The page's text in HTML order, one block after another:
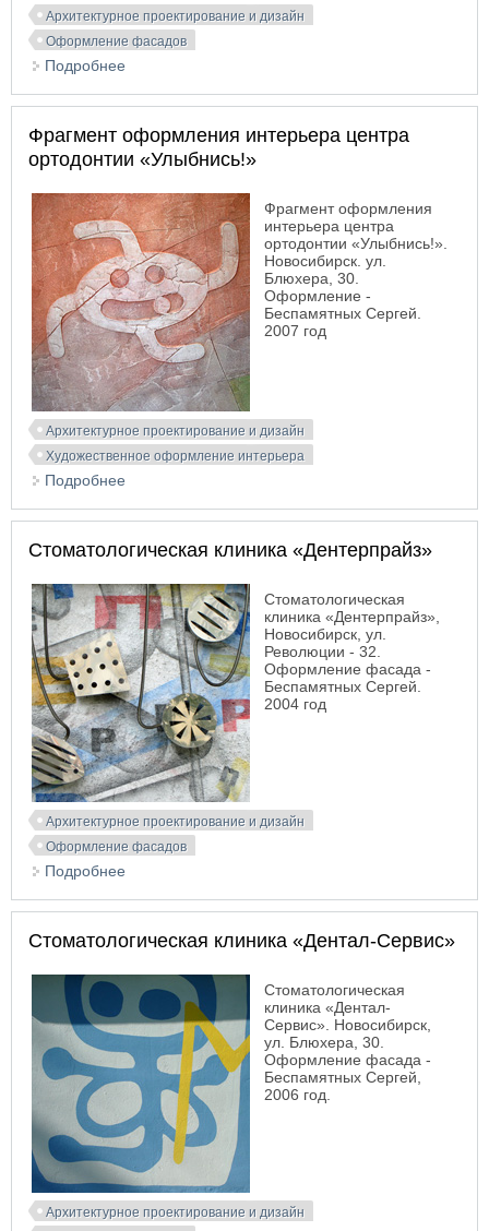
Архитектурное проектирование и дизайн
Оформление фасадов
Подробнее
Фрагмент оформления интерьера центра
ортодонтии «Улыбнись!»
Фрагмент оформления
интерьера центра
ортодонтии «Улыбнись!».
Новосибирск. ул.
Блюхера, 30.
Оформление -
Беспамятных Сергей.
2007 год
Архитектурное проектирование и дизайн
Художественное оформление интерьера
Подробнее
Стоматологическая клиника «Дентерпрайз»
Стоматологическая
клиника «Дентерпрайз»,
Новосибирск, ул.
Революции - 32.
Оформление фасада -
Беспамятных Сергей.
2004 год
Архитектурное проектирование и дизайн
Оформление фасадов
Подробнее
Стоматологическая клиника «Дентал-Сервис»
Стоматологическая
клиника «Дентал-
Сервис». Новосибирск,
ул. Блюхера, 30.
Оформление фасада -
Беспамятных Сергей,
2006 год.
Архитектурное проектирование и дизайн